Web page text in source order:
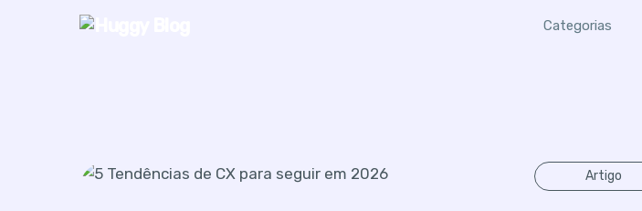
Categorias
Artigo